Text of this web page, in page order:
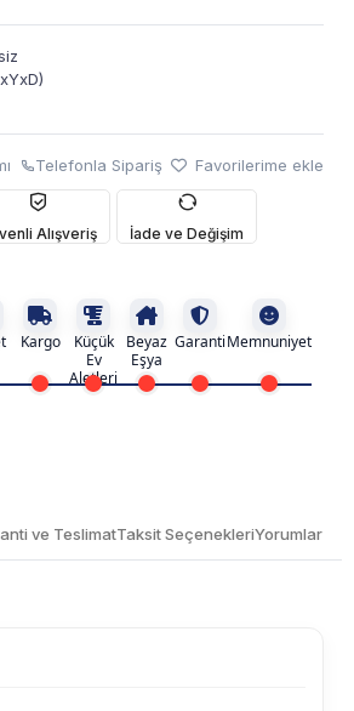
Telefonla Sipariş Favorilerime ekle
Alışveriş
İade ve Değişim
Kargo
Küçük
Ev
Aletleri
Beyaz
Eşya
GarantiMemnuniyet
ve TeslimatTaksit SeçenekleriYorumlar